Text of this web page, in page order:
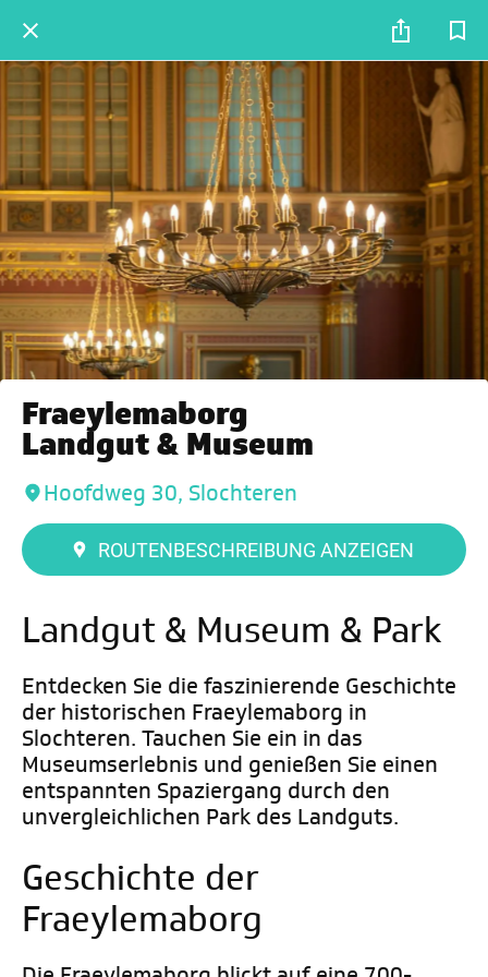
Fraeylemaborg
Landgut & Museum
Hoofdweg 30, Slochteren
ROUTENBESCHREIBUNG ANZEIGEN
Landgut & Museum & Park
Entdecken Sie die faszinierende Geschichte
der historischen Fraeylemaborg in
Slochteren. Tauchen Sie ein in das
Museumserlebnis und genießen Sie einen
entspannten Spaziergang durch den
unvergleichlichen Park des Landguts.
Geschichte der
Fraeylemaborg